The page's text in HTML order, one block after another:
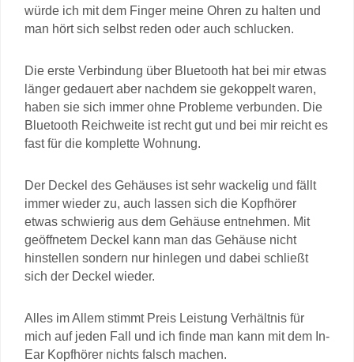
würde ich mit dem Finger meine Ohren zu halten und
man hört sich selbst reden oder auch schlucken.
Die erste Verbindung über Bluetooth hat bei mir etwas
länger gedauert aber nachdem sie gekoppelt waren,
haben sie sich immer ohne Probleme verbunden. Die
Bluetooth Reichweite ist recht gut und bei mir reicht es
fast für die komplette Wohnung.
Der Deckel des Gehäuses ist sehr wackelig und fällt
immer wieder zu, auch lassen sich die Kopfhörer
etwas schwierig aus dem Gehäuse entnehmen. Mit
geöffnetem Deckel kann man das Gehäuse nicht
hinstellen sondern nur hinlegen und dabei schließt
sich der Deckel wieder.
Alles im Allem stimmt Preis Leistung Verhältnis für
mich auf jeden Fall und ich finde man kann mit dem In-
Ear Kopfhörer nichts falsch machen.